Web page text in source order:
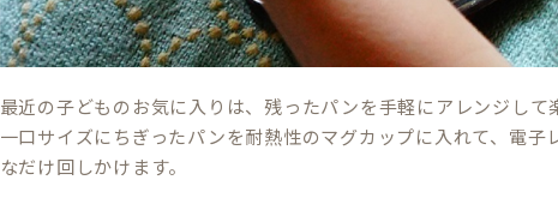
最近の子どものお気に入りは、残ったパンを手軽にアレンジして
一口サイズにちぎったパンを耐熱性のマグカップに入れて、電子
なだけ回しかけます。